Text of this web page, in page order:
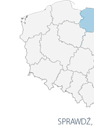
SPRAWDŹ